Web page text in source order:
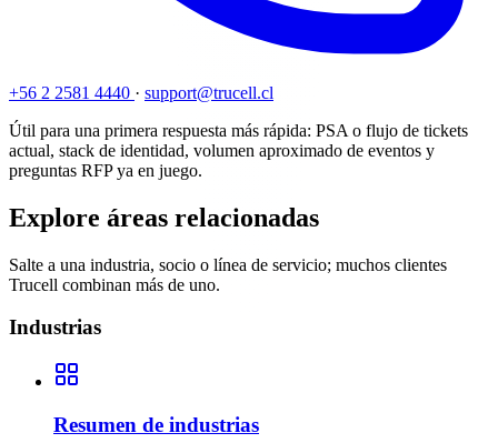
+56 2 2581 4440 · support@trucell.cl
Útil para una primera respuesta más rápida: PSA o flujo de tickets
actual, stack de identidad, volumen aproximado de eventos y
preguntas RFP ya en juego.
Explore áreas relacionadas
Salte a una industria, socio o línea de servicio; muchos clientes
Trucell combinan más de uno.
Industrias
Resumen de industrias